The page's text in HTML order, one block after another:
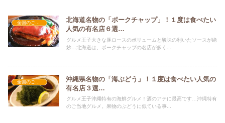
北海道名物の「ポークチャップ」！１度は食べたい
人気の有名店６選…
グルメ王子大きな豚ロースのボリュームと酸味の利いたソースが絶
妙…北海道は、ポークチャップの名店が多く...
沖縄県名物の「海ぶどう」！１度は食べたい人気の
有名店３選…
グルメ王子沖縄特有の海鮮グルメ！酒のアテに最高です…沖縄特有
のご当地グルメ。果物のぶどうに似ている事...